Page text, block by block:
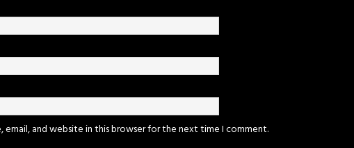
email, and website in this browser for the next time I comment.